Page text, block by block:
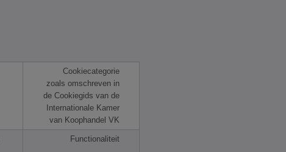
Cookiecategorie
zoals omschreven in
de Cookiegids van de
Internationale Kamer
van Koophandel VK
Functionaliteit